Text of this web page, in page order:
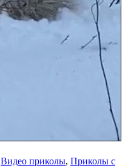
Видео приколы, Приколы с